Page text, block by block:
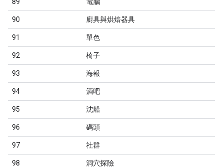
90 廚具與烘焙器具
91 單色
92 椅子
93 海報
94 酒吧
95 沈船
96 碼頭
97 社群
98 洞穴探險